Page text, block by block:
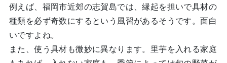
例えば、福岡市近郊の志賀島では、縁起を担いで具材の
種類を必ず奇数にするという風習があるそうです。面白
いですよね。
また、使う具材も微妙に異なります。里芋を入れる家庭